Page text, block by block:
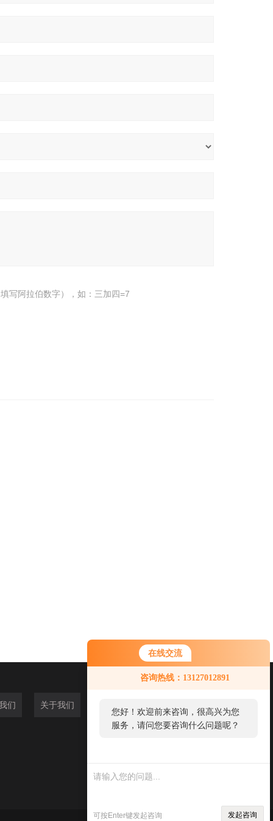
在线交流
咨询热线：13127012891
您好！欢迎前来咨询，很高兴为您
服务，请问您要咨询什么问题呢？
了需求产品，您可以直接在线与我
联系！
可按Enter键发起咨询 发起咨询
写阿拉伯数字），如：三加四=7
们 关于我们